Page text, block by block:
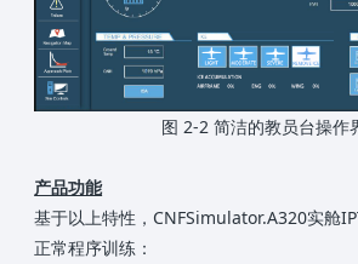
图 2-2 简洁的教员台操作
产品功能
基于以上特性，CNFSimulator.A320实舱
正常程序训练：